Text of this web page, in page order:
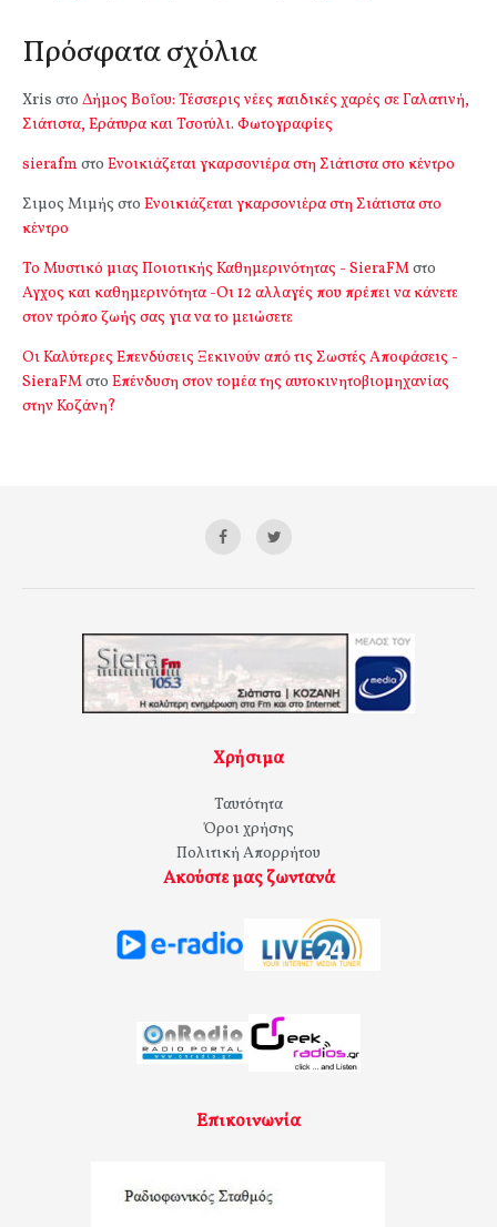
Πρόσφατα σχόλια
Xris στο Δήμος Βοΐου: Τέσσερις νέες παιδικές χαρές σε Γαλατινή,
Σιάτιστα, Εράτυρα και Τσοτύλι. Φωτογραφίες
sierafm στο Ενοικιάζεται γκαρσονιέρα στη Σιάτιστα στο κέντρο
Σιμος Μιμής στο Ενοικιάζεται γκαρσονιέρα στη Σιάτιστα στο
κέντρο
Το Μυστικό μιας Ποιοτικής Καθημερινότητας - SieraFMστο
Αγχος και καθημερινότητα -Οι 12 αλλαγές που πρέπει να κάνετε
στον τρόπο ζωής σας για να το μειώσετε
Οι Καλύτερες Επενδύσεις Ξεκινούν από τις Σωστές Αποφάσεις -
SieraFMστο Επένδυση στον τομέα της αυτοκινητοβιομηχανίας
στην Κοζάνη?
Χρήσιμα
Ταυτότητα
Όροι χρήσης
Πολιτική Απορρήτου
Ακούστε μας ζωντανά
Επικοινωνία